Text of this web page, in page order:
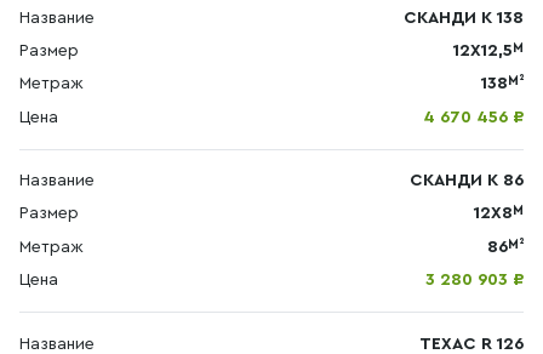
Название
СКАНДИ К 138
Размер
12X12,5М
Метраж 138М²
Цена 4 670 456 ₽
Название
СКАНДИ К 86
Размер
12X8 М
Метраж 86М²
Цена 3 280 903 ₽
Название
ТЕХАС R 126